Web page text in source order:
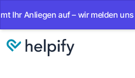
auf – wir melden uns mit